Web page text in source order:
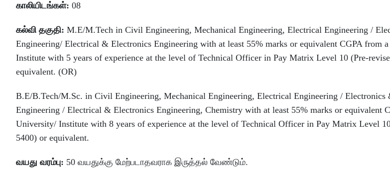
காலியிடங்கள்: 08
கல்வி தகுதி: M.E/M.Tech in Civil Engineering, Mechanical Engineering, Electrical Engineering /
Engineering/ Electrical & Electronics Engineering with at least 55% marks or equivalent CGPA from
Institute with 5 years of experience at the level of Technical Officer in Pay Matrix Level 10 (Pre-
equivalent. (OR)
B.E/B.Tech/M.Sc. in Civil Engineering, Mechanical Engineering, Electrical Engineering / Electronics
Engineering / Electrical & Electronics Engineering, Chemistry with at least 55% marks or equivalent
University/ Institute with 8 years of experience at the level of Technical Officer in Pay Matrix Level
5400) or equivalent.
வயது வரம்பு: 50 வயதுக்கு மேற்படாதவராக இருத்தல் வேண்டும்.